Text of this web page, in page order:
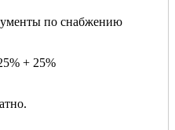
по снабжению
+ 25%